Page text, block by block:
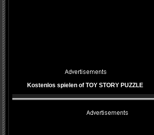
Kostenlos spielen of TOY STORY PUZZLE